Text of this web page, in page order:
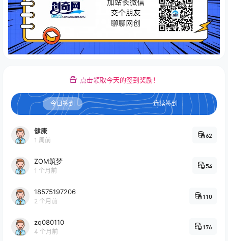
点击领取今天的签到奖励！
今日签到 连续签到
健康
1 周前
62
ZOM筑梦
1 个月前
54
18575197206
2 个月前
110
zq080110
4 个月前
176